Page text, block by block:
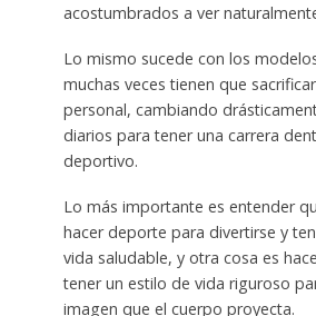
acostumbrados a ver
Lo mismo sucede con los
muchas veces tienen que
personal, cambiando
diarios para tener una carrera
deportivo.
Lo más importante es entender
hacer deporte para divertirse y
vida saludable, y otra cosa es
tener un estilo de vida riguroso
imagen que el cuerpo proyecta.